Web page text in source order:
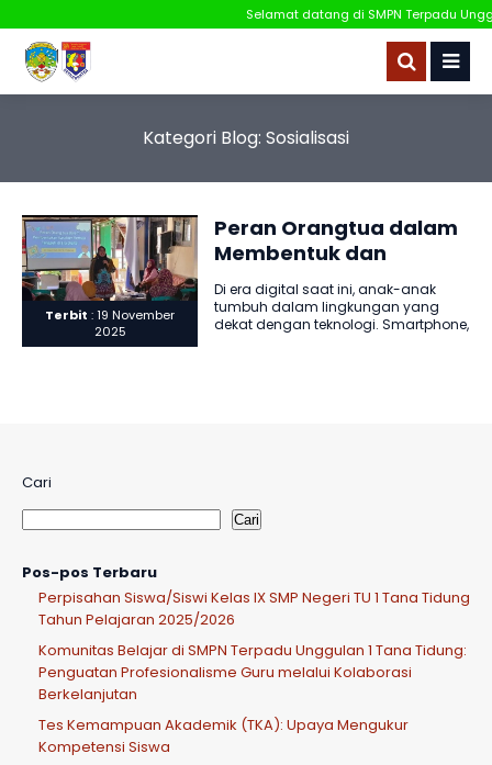
Selamat datang di SMPN Terpadu
Kategori Blog: Sosialisasi
Terbit : 19 November
2025
Peran Orangtua dalam
Membentuk dan
Menguatkan Karakter
Anak di Era Digital
Di era digital saat ini, anak-anak
tumbuh dalam lingkungan yang
dekat dengan teknologi. Smartphone,
Cari
Cari
Pos-pos Terbaru
Perpisahan Siswa/Siswi Kelas IX SMP Negeri TU 1 Tana Tidung
Tahun Pelajaran 2025/2026
Komunitas Belajar di SMPN Terpadu Unggulan 1 Tana Tidung:
Penguatan Profesionalisme Guru melalui Kolaborasi
Berkelanjutan
Tes Kemampuan Akademik (TKA): Upaya Mengukur
Kompetensi Siswa